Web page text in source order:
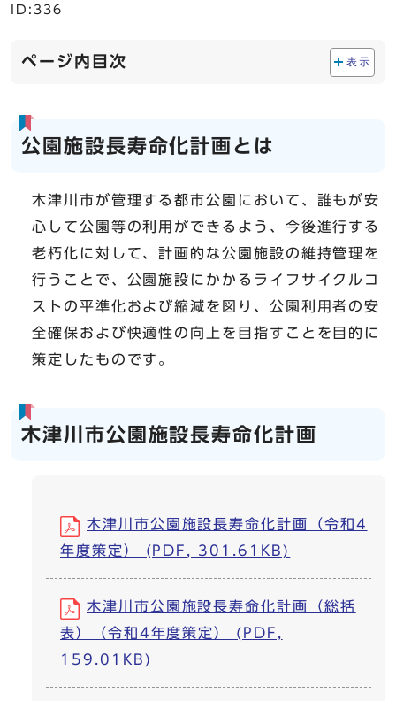
ID:336
ページ内目次 表示
公園施設長寿命化計画とは
木津川市が管理する都市公園において、誰もが安
心して公園等の利用ができるよう、今後進行する
老朽化に対して、計画的な公園施設の維持管理を
行うことで、公園施設にかかるライフサイクルコ
ストの平準化および縮減を図り、公園利用者の安
全確保および快適性の向上を目指すことを目的に
策定したものです。
木津川市公園施設長寿命化計画
木津川市公園施設長寿命化計画（令和4
年度策定） (PDF, 301.61KB)
木津川市公園施設長寿命化計画（総括
表）（令和4年度策定） (PDF,
159.01KB)